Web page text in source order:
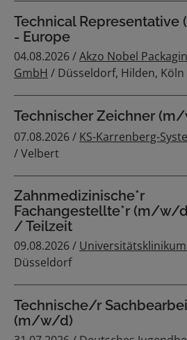
Technical
- Europe
04.08.2026 /Akzo Nobel
GmbH / Düsseldorf, Hilden, Köln
Technischer Zeichner
07.08.2026 / KS-Karrenberg-
/ Velbert
Zahnmedizinische*r
Fachangestellte*r (m/w/
/ Teilzeit
09.08.2026 /
Düsseldorf
Technische/r
(m/w/d)